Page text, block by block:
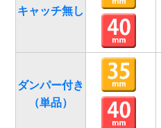
キャッチ無し
ダンパー付き
（単品）